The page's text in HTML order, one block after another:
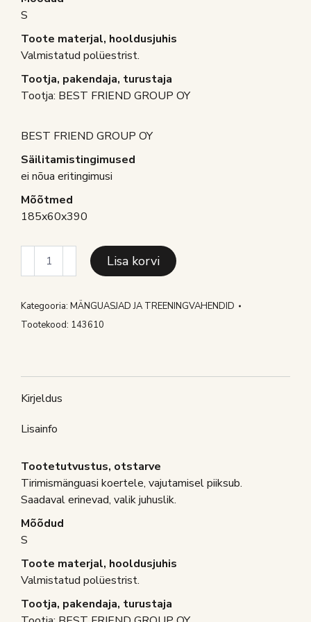
S
Toote materjal, hooldusjuhis
Valmistatud polüestrist.
Tootja, pakendaja, turustaja
Tootja: BEST FRIEND GROUP OY
BEST FRIEND GROUP OY
Säilitamistingimused
ei nõua eritingimusi
Mõõtmed
185x60x390
TIRIMISEKS
TUGGIE
Lisa korvi
Kategooria: MÄNGUASJAD JA TREENINGVAHENDID
Tootekood: 143610
Kirjeldus
Lisainfo
Tootetutvustus, otstarve
Tirimismänguasi koertele, vajutamisel piiksub.
Saadaval erinevad, valik juhuslik.
Mõõdud
S
Toote materjal, hooldusjuhis
Valmistatud polüestrist.
Tootja, pakendaja, turustaja